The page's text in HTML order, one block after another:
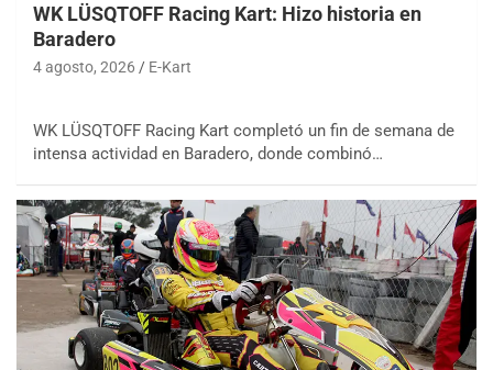
WK LÜSQTOFF Racing Kart: Hizo historia en
Baradero
4 agosto, 2026 E-Kart
WK LÜSQTOFF Racing Kart completó un fin de semana de
intensa actividad en Baradero, donde combinó…